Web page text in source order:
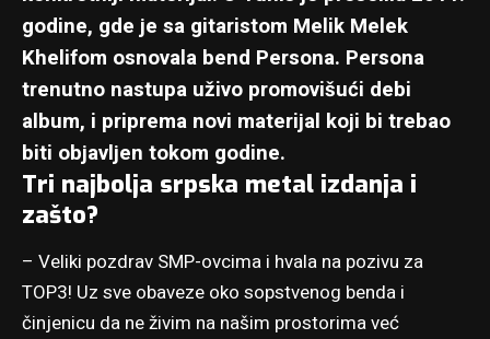
godine, gde je sa gitaristom Melik Melek
Khelifom osnovala bend Persona. Persona
trenutno nastupa uživo promovišući debi
album, i priprema novi materijal koji bi trebao
biti objavljen tokom godine.
Tri najbolja srpska metal izdanja i
zašto?
– Veliki pozdrav SMP-ovcima i hvala na pozivu za
TOP3! Uz sve obaveze oko sopstvenog benda i
činjenicu da ne živim na našim prostorima već